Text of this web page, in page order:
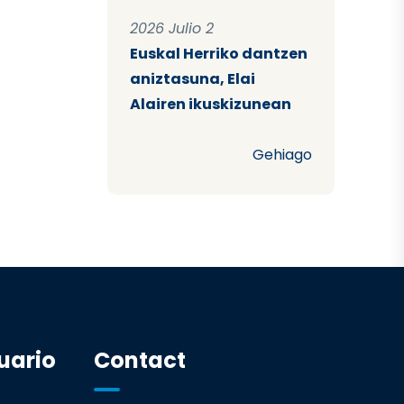
2026 Julio 2
Euskal Herriko dantzen
aniztasuna, Elai
Alairen ikuskizunean
Gehiago
Contact